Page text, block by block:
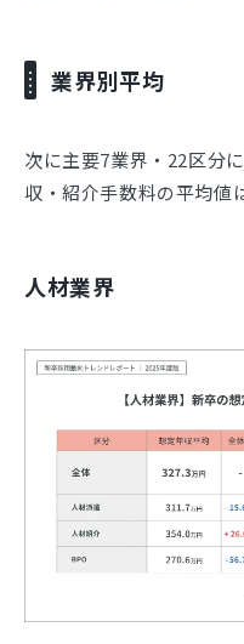
業界別平均
次に主要7業界・22区分
収・紹介手数料の平均値
人材業界